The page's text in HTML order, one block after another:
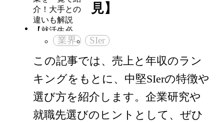
見】
業界 SIer
この記事では、売上と年収のラン
キングをもとに、中堅SIerの特徴や
選び方を紹介します。企業研究や
就職先選びのヒントとして、ぜひ